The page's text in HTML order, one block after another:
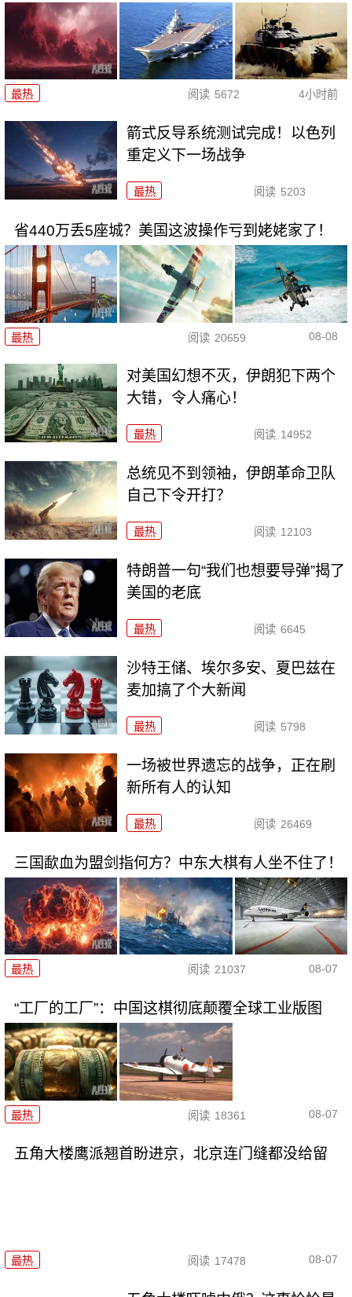
最热 阅读 5672 4小时前
箭式反导系统测试完成！以色列
重定义下一场战争
最热 阅读 5203
省440万丢5座城？美国这波操作亏到姥姥家了！
最热 阅读 20659 08-08
对美国幻想不灭，伊朗犯下两个
大错，令人痛心！
最热 阅读 14952
总统见不到领袖，伊朗革命卫队
自己下令开打？
最热 阅读 12103
特朗普一句“我们也想要导弹”揭了
美国的老底
最热 阅读 6645
沙特王储、埃尔多安、夏巴兹在
麦加搞了个大新闻
最热 阅读 5798
一场被世界遗忘的战争，正在刷
新所有人的认知
最热 阅读 26469
三国歃血为盟剑指何方？中东大棋有人坐不住了！
最热 阅读 21037 08-07
“工厂的工厂”：中国这棋彻底颠覆全球工业版图
最热 阅读 18361 08-07
五角大楼鹰派翘首盼进京，北京连门缝都没给留
最热 阅读 17478 08-07